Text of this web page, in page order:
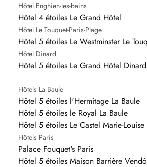
Hôtel Enghien-les-bains
Hôtel 4 étoiles Le Grand Hôtel
Hôtel Le Touquet-Paris-Plage
Hôtel 5 étoiles Le Westminster Le
Hôtel Dinard
Hôtel 5 étoiles Le Grand Hôtel Dinard
Hôtels La Baule
Hôtel 5 étoiles l'Hermitage La Baule
Hôtel 5 étoiles le Royal La Baule
Hôtel 5 étoiles Le Castel Marie-Louise
Hôtels Paris
Palace Fouquet's Paris
Hôtel 5 étoiles Maison Barrière